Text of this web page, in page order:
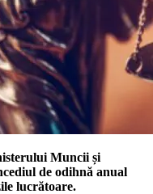
Muncii și
de odihnă anual
lucrătoare.